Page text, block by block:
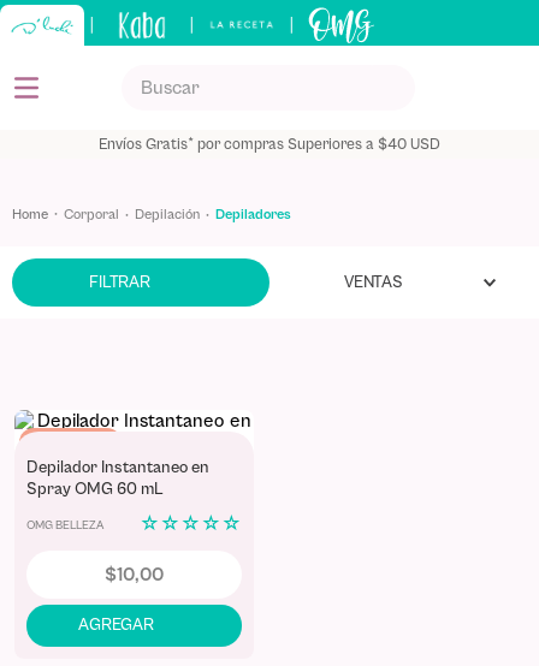
Envíos Gratis* por compras Superiores a $40 USD
corporal depilación depiladores
FILTRAR VENTAS
Depilador Instantaneo en
Spray OMG 60 mL
OMG BELLEZA ☆ ☆ ☆ ☆ ☆
$10,00
TÉRMINOS MÁS BUSCADOS
2 .
shampoo
3.
capilar